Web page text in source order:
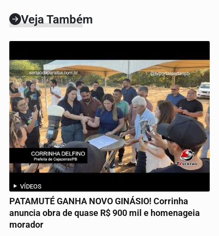
Veja Também
VÍDEOS
PATAMUTÉ GANHA NOVO GINÁSIO! Corrinha
anuncia obra de quase R$ 900 mil e homenageia
morador